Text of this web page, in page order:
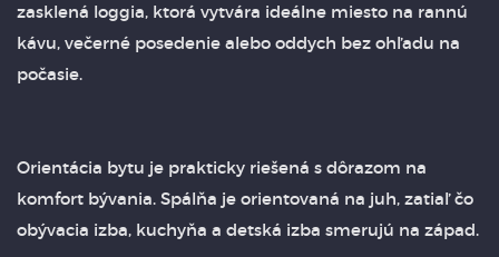
zasklená loggia, ktorá vytvára ideálne miesto na rannú
kávu, večerné posedenie alebo oddych bez ohľadu na
počasie.
Orientácia bytu je prakticky riešená s dôrazom na
komfort bývania. Spálňa je orientovaná na juh, zatiaľ čo
obývacia izba, kuchyňa a detská izba smerujú na západ.